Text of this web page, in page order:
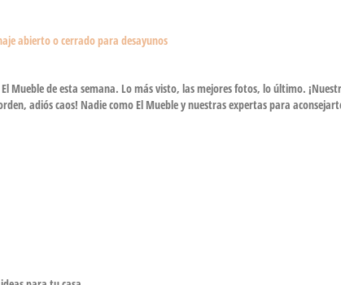
abierto o cerrado para desayunos
Mueble de esta semana. Lo más visto, las mejores fotos, lo último.
adiós caos! Nadie como El Mueble y nuestras expertas para